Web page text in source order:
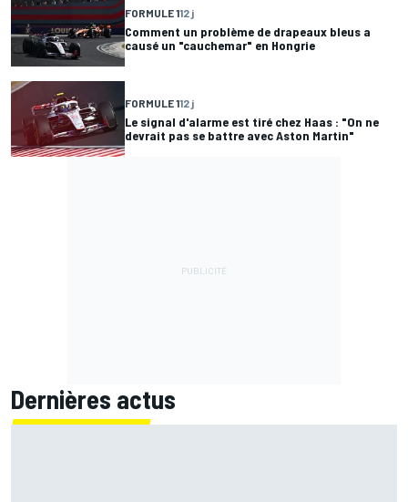
FORMULE 112 j
Comment un problème de drapeaux bleus a
causé un "cauchemar" en Hongrie
FORMULE 112 j
Le signal d'alarme est tiré chez Haas : "On ne
devrait pas se battre avec Aston Martin"
Dernières actus